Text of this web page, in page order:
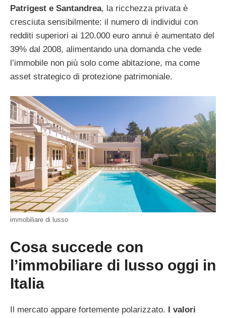
Patrigest e Santandrea, la ricchezza privata è
cresciuta sensibilmente: il numero di individui con
redditi superiori ai 120.000 euro annui è aumentato del
39% dal 2008, alimentando una domanda che vede
l’immobile non più solo come abitazione, ma come
asset strategico di protezione patrimoniale.
immobiliare di lusso
Cosa succede con
l’immobiliare di lusso oggi in
Italia
Il mercato appare fortemente polarizzato. I valori